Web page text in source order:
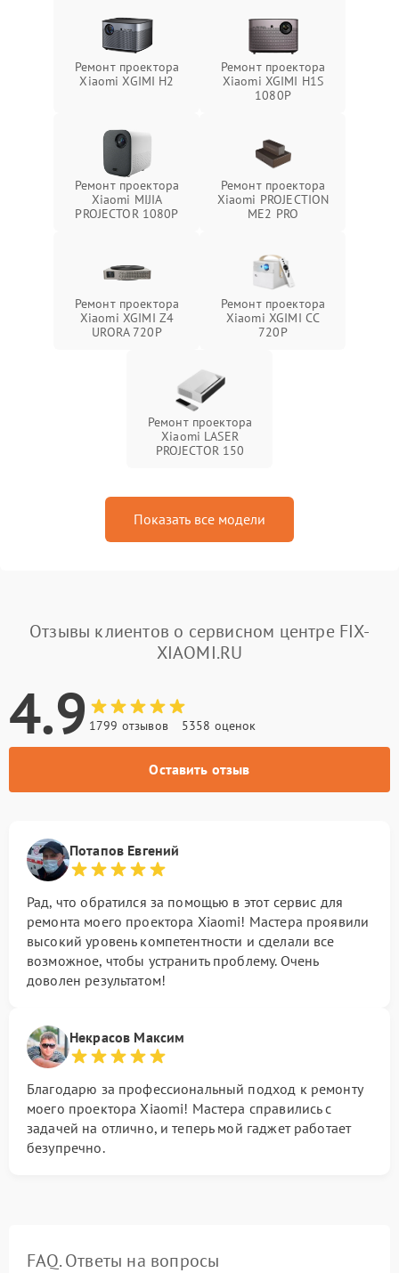
Ремонт проектора
Xiaomi XGIMI H2
Ремонт проектора
Xiaomi XGIMI H1S
1080P
Ремонт проектора
Xiaomi MIJIA
PROJECTOR 1080P
Ремонт проектора
Xiaomi PROJECTION
ME2 PRO
Ремонт проектора
Xiaomi XGIMI Z4
URORA 720P
Ремонт проектора
Xiaomi XGIMI CC
720P
Ремонт проектора
Xiaomi LASER
PROJECTOR 150
Показать все модели
Отзывы клиентов о сервисном центре FIX-
XIAOMI.RU
4.9 1799 отзывов 5358 оценок
Оставить отзыв
Потапов Евгений
Рад, что обратился за помощью в этот сервис для
ремонта моего проектора Xiaomi! Мастера проявили
высокий уровень компетентности и сделали все
возможное, чтобы устранить проблему. Очень
доволен результатом!
Некрасов Максим
Благодарю за профессиональный подход к ремонту
моего проектора Xiaomi! Мастера справились с
задачей на отлично, и теперь мой гаджет работает
безупречно.
FAQ. Ответы на вопросы